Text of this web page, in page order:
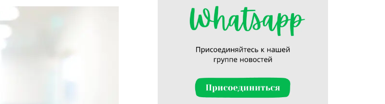
Искать